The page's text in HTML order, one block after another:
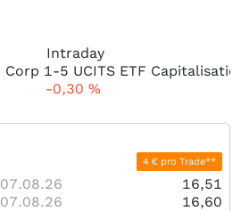
Intraday
-0,30 %
4 € pro Trade**
07.08.26
16,51
07.08.26
16,60